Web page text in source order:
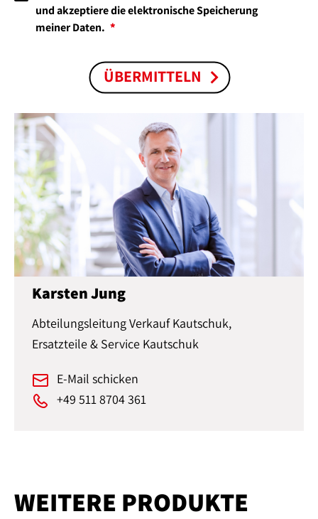
und akzeptiere die elektronische Speicherung
meiner Daten.
ÜBERMITTELN
Karsten Jung
Abteilungsleitung Verkauf Kautschuk,
Ersatzteile & Service Kautschuk
E-Mail schicken
+49 511 8704 361
WEITERE PRODUKTE